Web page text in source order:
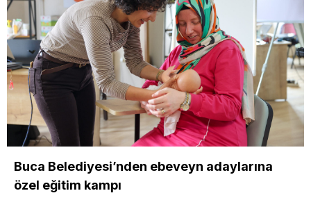
Buca Belediyesi’nden ebeveyn adaylarına
özel eğitim kampı